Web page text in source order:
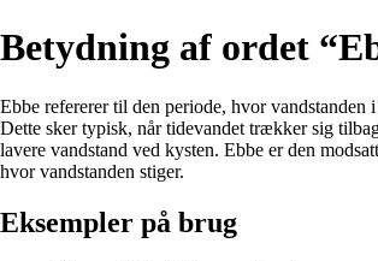
Betydning af ordet
Ebbe refererer til den periode, hvor vandstanden
Dette sker typisk, når tidevandet trækker sig
lavere vandstand ved kysten. Ebbe er den
hvor vandstanden stiger.
Eksempler på brug